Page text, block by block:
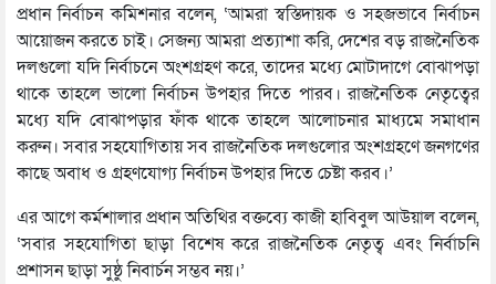
প্রধান নির্বাচন কমিশনার বলেন, ‘আমরা স্বস্তিদায়ক ও সহজভাবে নির্বাচন
আয়োজন করতে চাই। সেজন্য আমরা প্রত্যাশা করি, দেশের বড় রাজনৈতিক
দলগুলো যদি নির্বাচনে অংশগ্রহণ করে, তাদের মধ্যে মোটাদাগে বোঝাপড়া
থাকে তাহলে ভালো নির্বাচন উপহার দিতে পারব। রাজনৈতিক নেতৃত্বের
মধ্যে যদি বোঝাপড়ার ফাঁক থাকে তাহলে আলোচনার মাধ্যমে সমাধান
করুন। সবার সহযোগিতায় সব রাজনৈতিক দলগুলোর অংশগ্রহণে জনগণের
কাছে অবাধ ও গ্রহণযোগ্য নির্বাচন উপহার দিতে চেষ্টা করব।’
এর আগে কর্মশালার প্রধান অতিথির বক্তব্যে কাজী হাবিবুল আউয়াল বলেন,
‘সবার সহযোগিতা ছাড়া বিশেষ করে রাজনৈতিক নেতৃত্ব এবং নির্বাচনি
প্রশাসন ছাড়া সুষ্ঠু নিবার্চন সম্ভব নয়।’